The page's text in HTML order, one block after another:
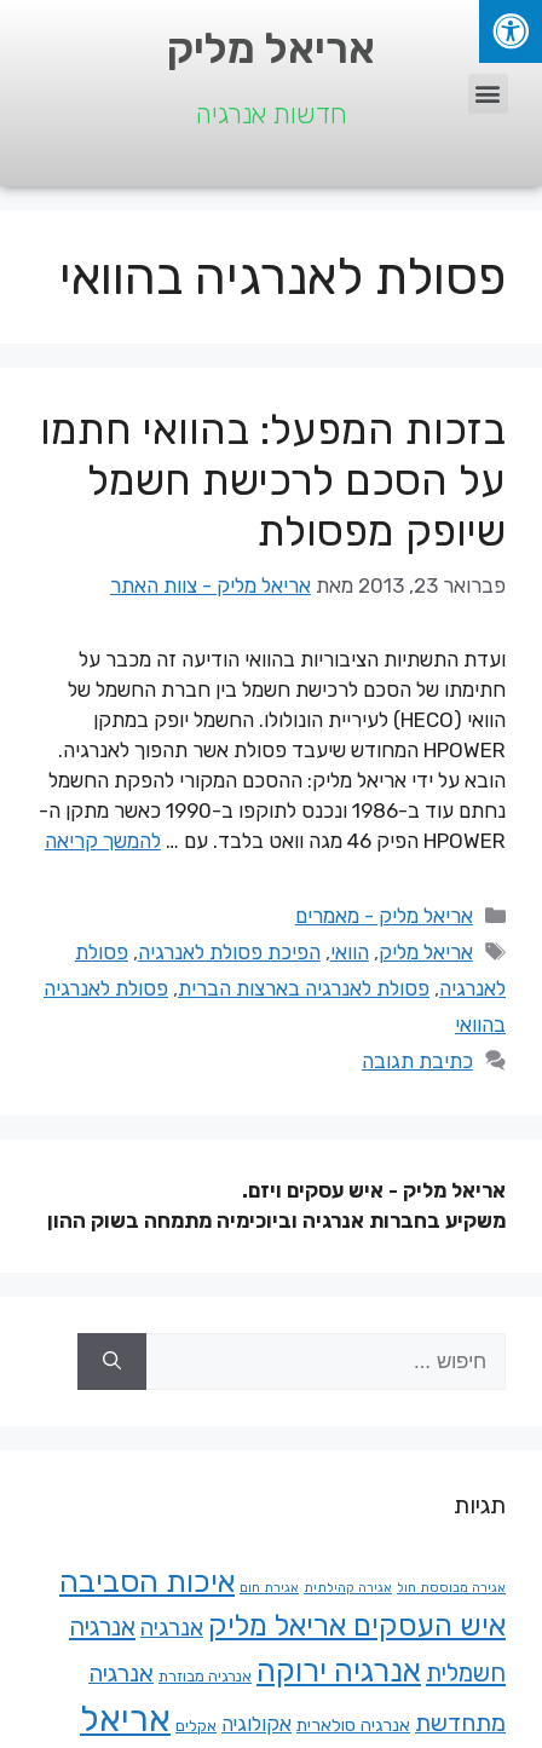
אריאל מליק
חדשות אנרגיה
פסולת לאנרגיה בהוואי
בזכות המפעל: בהוואי חתמו
על הסכם לרכישת חשמל
שיופק מפסולת
פברואר 23, 2013 מאת אריאל מליק - צוות האתר
ועדת התשתיות הציבוריות בהוואי הודיעה זה מכבר על
חתימתו של הסכם לרכישת חשמל בין חברת החשמל של
הוואי (HECO) לעיריית הונולולו. החשמל יופק במתקן
HPOWER המחודש שיעבד פסולת אשר תהפוך לאנרגיה.
הובא על ידי אריאל מליק: ההסכם המקורי להפקת החשמל
נחתם עוד ב-1986 ונכנס לתוקפו ב-1990 כאשר מתקן ה-
HPOWER הפיק 46 מגה וואט בלבד. עם …
להמשך קריאה
אריאל מליק - מאמרים
אריאל מליק,הוואי,הפיכת פסולת לאנרגיה,פסולת
לאנרגיה, פסולת לאנרגיה בארצות הברית, פסולת לאנרגיה
בהוואי
כתיבת תגובה
אריאל מליק - איש עסקים ויזם.
משקיע בחברות אנרגיה וביוכימיה מתמחה בשוק ההון
תגיות
אגירה מבוססת חול אגירה קהילתית אגירת חום איכות הסביבה
איש העסקים אריאל מליק אנרגיה אנרגיה
חשמלית אנרגיה ירוקה אנרגיה מבוזרת אנרגיה
מתחדשת אנרגיה סולארית אקולוגיה אקלים אריאל